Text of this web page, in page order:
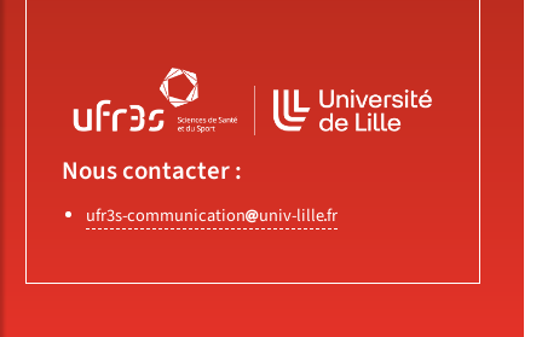
Nous contacter :
ufr3s-communication univ-lillefr